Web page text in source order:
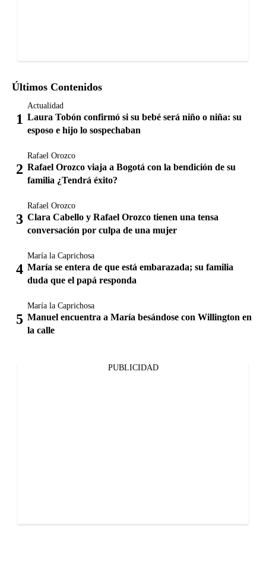
Últimos Contenidos
Actualidad
Laura Tobón confirmó si su bebé será niño o niña: su
esposo e hijo lo sospechaban
Rafael Orozco
Rafael Orozco viaja a Bogotá con la bendición de su
familia ¿Tendrá éxito?
Rafael Orozco
Clara Cabello y Rafael Orozco tienen una tensa
conversación por culpa de una mujer
María la Caprichosa
María se entera de que está embarazada; su familia
duda que el papá responda
María la Caprichosa
Manuel encuentra a María besándose con Willington en
la calle
PUBLICIDAD